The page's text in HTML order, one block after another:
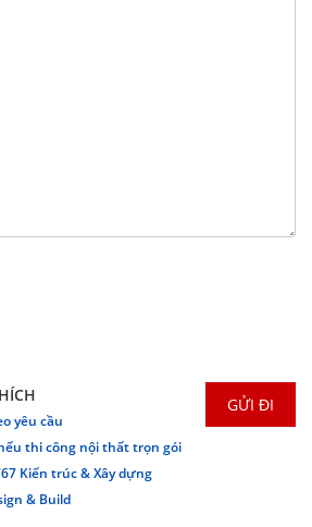
yêu cầu
thi công nội thất trọn gói
Kiến trúc & Xây dựng
& Build